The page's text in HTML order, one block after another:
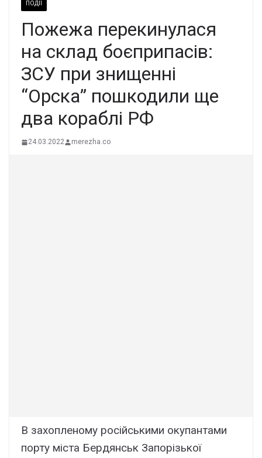
ПОДІЇ
Пожежа перекинулася
на склад боєприпасів:
ЗСУ при знищенні
“Орска” пошкодили ще
два кораблі РФ
24.03.2022 merezha.co
В захопленому російськими окупантами
порту міста Бердянськ Запорізької